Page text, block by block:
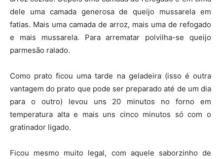
dele uma camada generosa de queijo mussarela em
fatias. Mais uma camada de arroz, mais uma de refogado
e mais mussarela. Para arrematar polvilha-se queijo
parmesão ralado.
Como prato ficou uma tarde na geladeira (isso é outra
vantagem do prato que pode ser preparado até de um dia
para o outro) levou uns 20 minutos no forno em
temperatura alta e mais uns cinco minutos só com o
gratinador ligado.
Ficou mesmo muito legal, com aquele saborzinho de